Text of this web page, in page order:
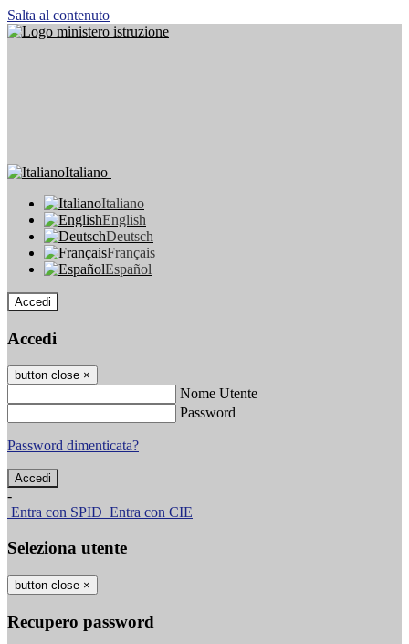
Salta al contenuto
Italiano
Italiano
English
Deutsch
Français
Español
Accedi
Accedi
button close ×
Nome Utente
Password
Password dimenticata?
-
Entra con SPID Entra con CIE
Seleziona utente
button close ×
Recupero password